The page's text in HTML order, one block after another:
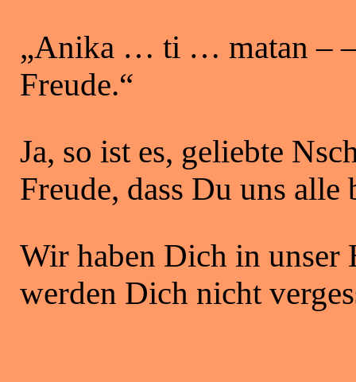
„Anika … ti … matan –
Freude.“
Ja, so ist es, geliebte
Freude, dass Du uns alle
Wir haben Dich in unser
werden Dich nicht